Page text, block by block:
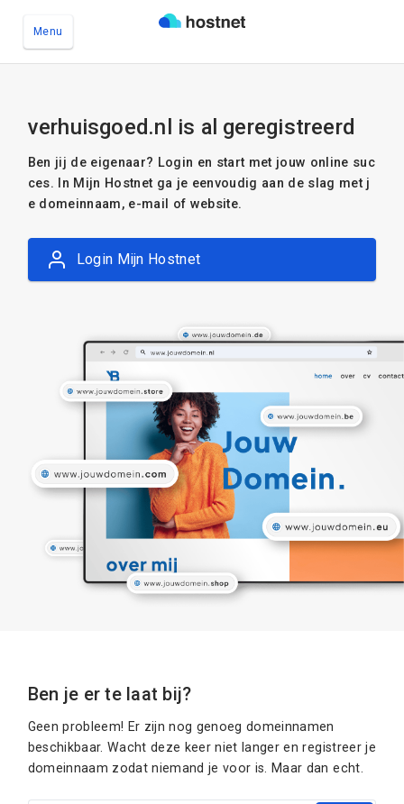
Menu
verhuisgoed.nl is al geregistreerd
Ben jij de eigenaar? Login en start met jouw online suc
ces. In Mijn Hostnet ga je eenvoudig aan de slag met j
e domeinnaam, e-mail of website.
Login Mijn Hostnet
Ben je er te laat bij?
Geen probleem! Er zijn nog genoeg domeinnamen
beschikbaar. Wacht deze keer niet langer en registreer je
domeinnaam zodat niemand je voor is. Maar dan echt.